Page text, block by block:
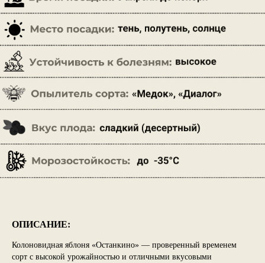
ОПИСАНИЕ:
Колоновидная яблоня «Останкино» — проверенный временем
сорт с высокой урожайностью и отличными вкусовыми